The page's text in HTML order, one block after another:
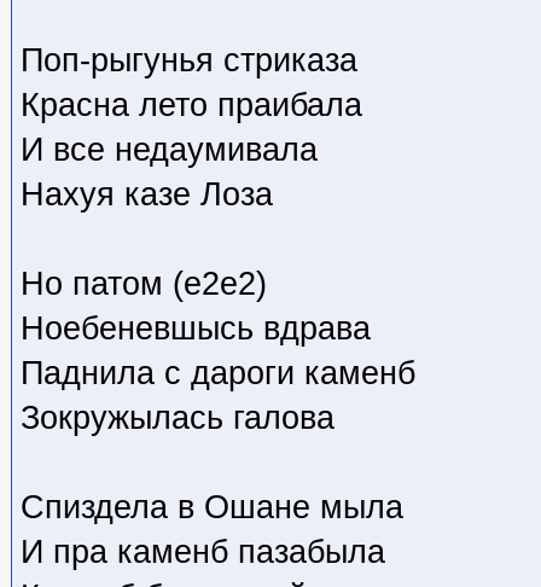
Поп-рыгунья стриказа
Красна лето праибала
И все недаумивала
Нахуя казе Лоза
Но патом (е2е2)
Ноебеневшысь вдрава
Паднила с дароги каменб
Зокружылась галова
Спиздела в Ошане мыла
И пра каменб пазабыла